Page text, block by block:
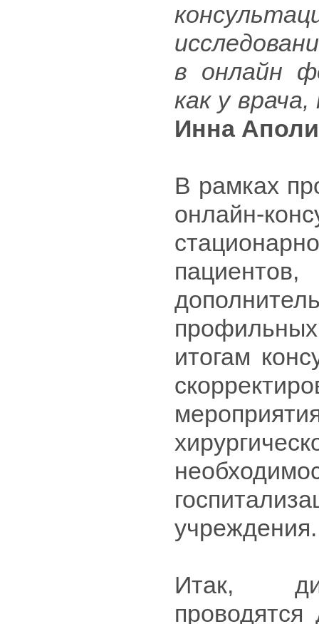
в онлайн
как у
Инна
В рамках
онлайн-
итогам
учреждения.
Итак,